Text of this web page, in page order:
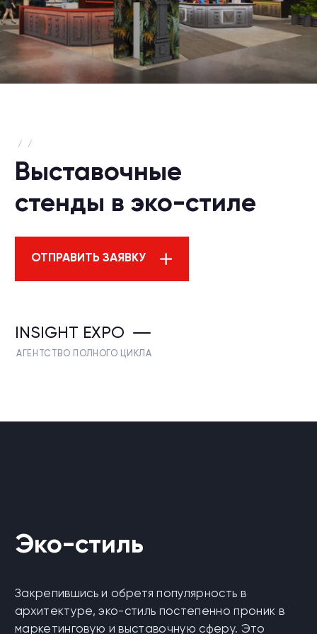
/ /
Выставочные
стенды в эко-стиле
ОТПРАВИТЬ ЗАЯВКУ
INSIGHT EXPO
АГЕНТСТВО ПОЛНОГО ЦИКЛА
Эко-стиль
Закрепившись и обретя популярность в
архитектуре, эко-стиль постепенно проник в
маркетинговую и выставочную сферу. Это